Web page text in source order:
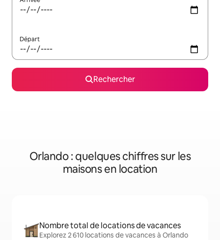
Départ
Rechercher
Orlando : quelques chiffres sur les
maisons en location
Nombre total de locations de vacances
Explorez 2 610 locations de vacances à Orlando